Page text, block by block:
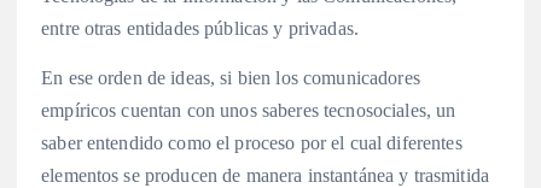
entre otras entidades públicas y privadas.
En ese orden de ideas, si bien los comunicadores
empíricos cuentan con unos saberes tecnosociales, un
saber entendido como el proceso por el cual diferentes
elementos se producen de manera instantánea y trasmitida